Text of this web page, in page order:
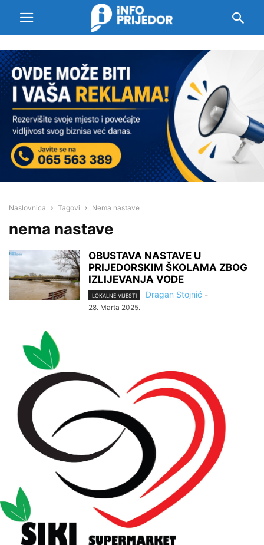
Naslovnica Tagovi Nema nastave
nema nastave
OBUSTAVA NASTAVE U
PRIJEDORSKIM ŠKOLAMA ZBOG
IZLIJEVANJA VODE
LOKALNE VIJESTI Dragan Stojnić -
28. Marta 2025.